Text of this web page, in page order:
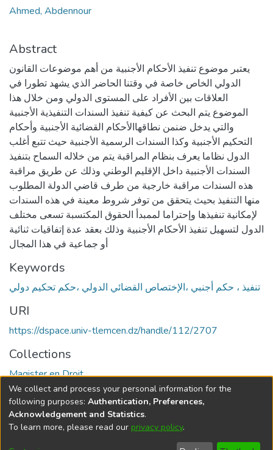
Ahmed, Abdennour
Abstract
يعتبر موضوع تنفيذ الأحكام الأجنبية من أهم موضوعات القانون
الدولي الخاص خاصة في وقتنا الحاضر الذي يشهد تطورا في
العلاقات بين الأفراد على المستوى الدولي ومن خلال هذا
الموضوع يتم البحث عن كيفية تنفيذ السندات التنفيذية الأجنبية
والتي يدخل ضنمن نطاقهاالأحكام القضائية الأجنبية وأحكام
التحكيم الأجنبية وكذا السندات الرسمية الأجنبية حيث تتبع أغلب
الدول نظاما يعرف بنظام المراقبة يتم من خلاله السماح بتنفيذ
السندات الأجنبية داخل الإقليم الوطني وذلك عن طريق مراقبة
هذه السندات مراقبة خارجية من طرف قاضي الدولة المطلوب
منها التنفيذ بحيث يتحقق من توفر شروط معينة في هذه السندات
لإمكانية تنفيذها وإحتراما لممبدأ الحقوق المكتسبة تسعى مختلف
الدول لتسهيل تنفيذ الأحكام الأجنبية وذلك بعقد عدة إتفاقيات ثنائية
أو جماعية في هذا المجال
Keywords
تنفيذ ، حكم أجنبي ،الإختصاص القضائي الدولي ،حكم تحكيم دولي
URI
https://dspace.univ-tlemcen.dz/handle/112/2707
Collections
Magister en Droit
Full item page
DSpace softwarecopyright © 2002-2026
We collect and process your personal information for the
following purposes: Authentication, Preferences,
Acknowledgement and Statistics.
To learn more, please read our privacy policy.